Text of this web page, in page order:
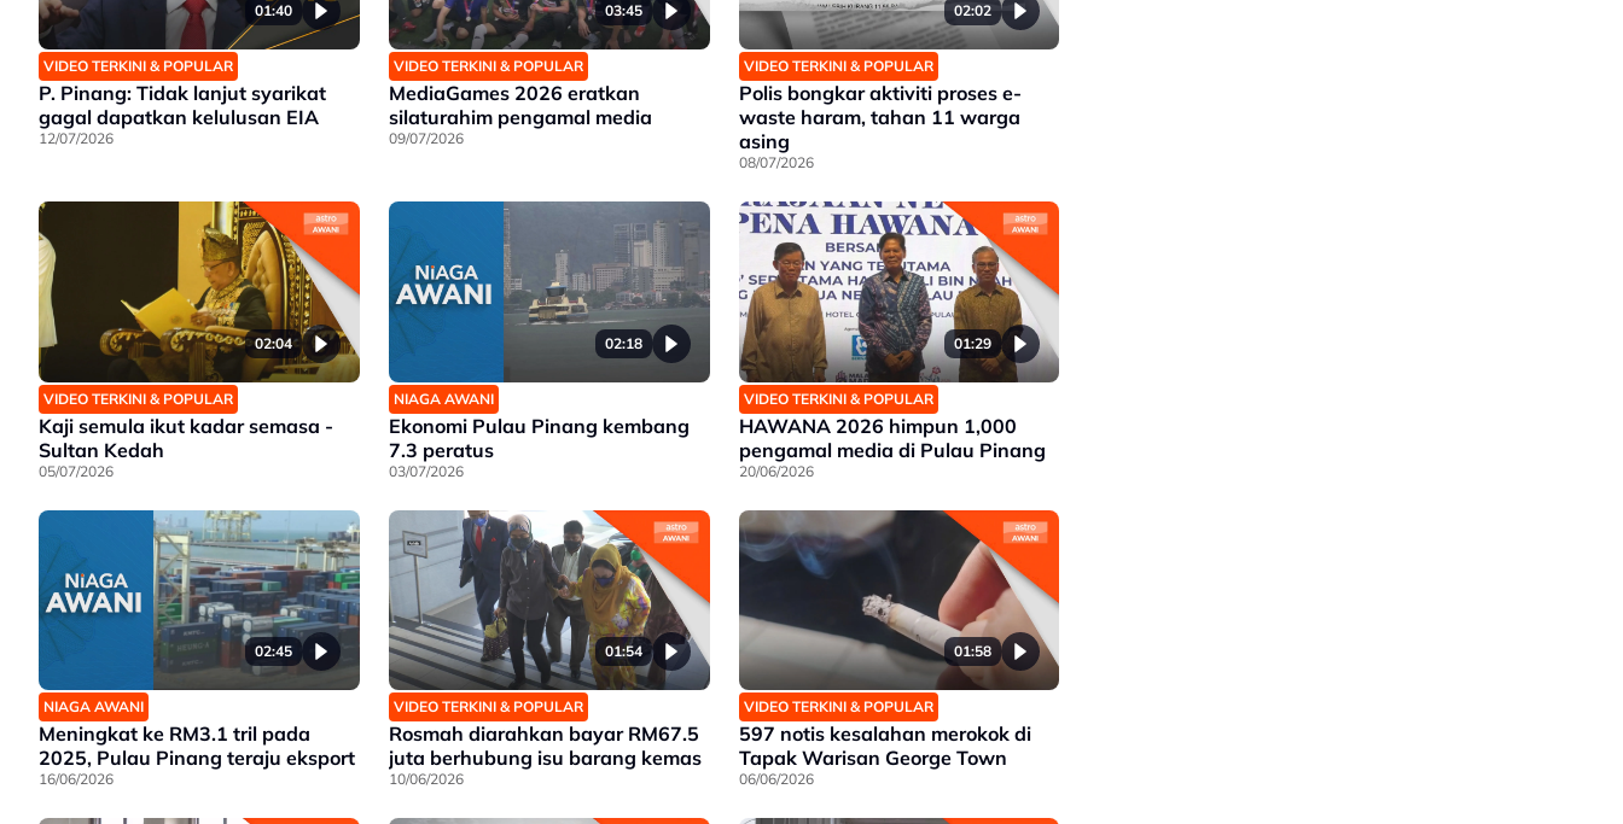
01:40
VIDEO TERKINI & POPULAR
P. Pinang: Tidak lanjut syarikat
gagal dapatkan kelulusan EIA
12/07/2026
03:45
VIDEO TERKINI & POPULAR
MediaGames 2026 eratkan
silaturahim pengamal media
09/07/2026
02:02
VIDEO TERKINI & POPULAR
Polis bongkar aktiviti proses e-
waste haram, tahan 11 warga
asing
08/07/2026
02:04
VIDEO TERKINI & POPULAR
Kaji semula ikut kadar semasa -
Sultan Kedah
05/07/2026
02:18
NIAGA AWANI
Ekonomi Pulau Pinang kembang
7.3 peratus
03/07/2026
01:29
VIDEO TERKINI & POPULAR
HAWANA 2026 himpun 1,000
pengamal media di Pulau Pinang
20/06/2026
02:45
NIAGA AWANI
Meningkat ke RM3.1 tril pada
2025, Pulau Pinang teraju eksport
16/06/2026
01:54
VIDEO TERKINI & POPULAR
Rosmah diarahkan bayar RM67.5
juta berhubung isu barang kemas
10/06/2026
01:58
VIDEO TERKINI & POPULAR
597 notis kesalahan merokok di
Tapak Warisan George Town
06/06/2026